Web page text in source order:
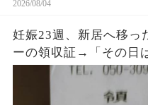
2026/08/04
妊娠23週、新居へ移っ
ーの領収証→「その日
購入品を尋ねると、